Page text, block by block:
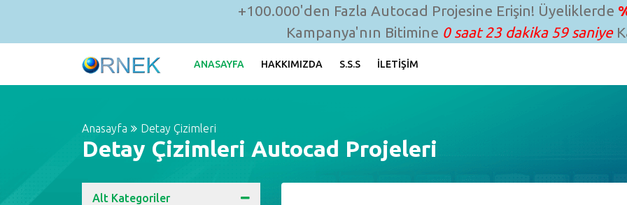
+100.000'den Fazla Autocad Projesine Erişin! Üyeliklerde
Kampanya'nın Bitimine 0 saat 23 dakika 58 saniye
ANASAYFA HAKKIMIZDA S.S.S İLETIŞIM
Anasayfa Detay Çizimleri
Detay Çizimleri Autocad Projeleri
Alt Kategoriler